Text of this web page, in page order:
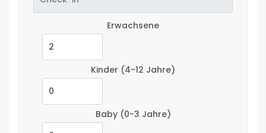
Erwachsene
Kinder (4-12 Jahre)
Baby (0-3 Jahre)